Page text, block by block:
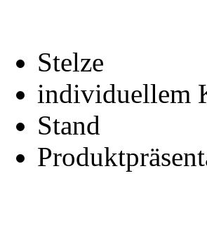
Stelze
individuellem
Stand